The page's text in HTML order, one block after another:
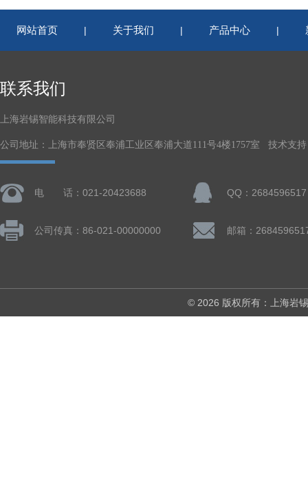
网站首页 | 关于我们 | 产品中心 |
联系我们
上海岩锡智能科技有限公司
公司地址：上海市奉贤区奉浦工业区奉浦大道111号4楼1757室 技术支
电 话：021-20423688 QQ：2684596517
公司传真：86-021-00000000 邮箱：
© 2026 版权所有：上海岩